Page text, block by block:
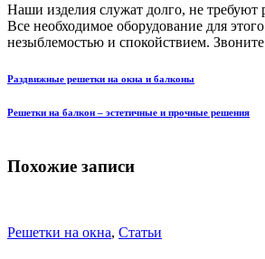
Наши изделия служат долго, не
Все необходимое оборудование для
незыблемостью и спокойствием.
Раздвижные решетки на окна и балконы
Решетки на балкон – эстетичные и прочные решения
Похожие записи
Решетки на окна, Статьи